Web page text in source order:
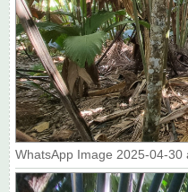
WhatsApp Image 2025-04-